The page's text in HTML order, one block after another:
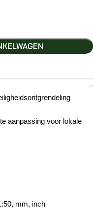
aanpassing voor lokale
mm, inch